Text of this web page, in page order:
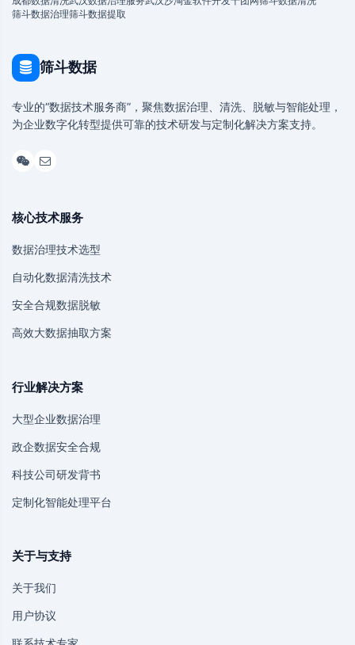
筛斗数据治理筛斗数据提取
筛斗数据
专业的“数据技术服务商”，聚焦数据治理、清洗、脱敏与智能处理，
为企业数字化转型提供可靠的技术研发与定制化解决方案支持。
核心技术服务
数据治理技术选型
自动化数据清洗技术
安全合规数据脱敏
高效大数据抽取方案
行业解决方案
大型企业数据治理
政企数据安全合规
科技公司研发背书
定制化智能处理平台
关于与支持
关于我们
用户协议